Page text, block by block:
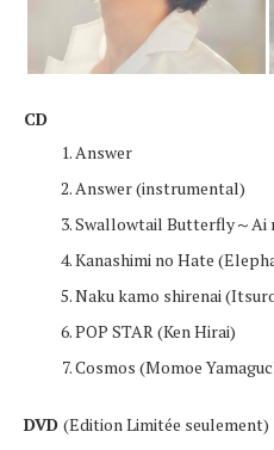
CD
Answer
Answer (instrumental)
Swallowtail Butterfly～Ai
Kanashimi no Hate
Naku kamo shirenai
POP STAR (Ken Hirai)
Cosmos (Momoe
DVD (Edition Limitée seulement)